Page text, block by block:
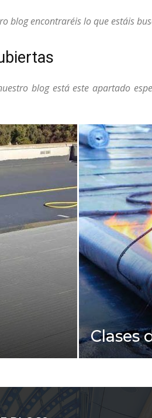
blog encontraréis lo que estáis
blog está este apartado
Clases